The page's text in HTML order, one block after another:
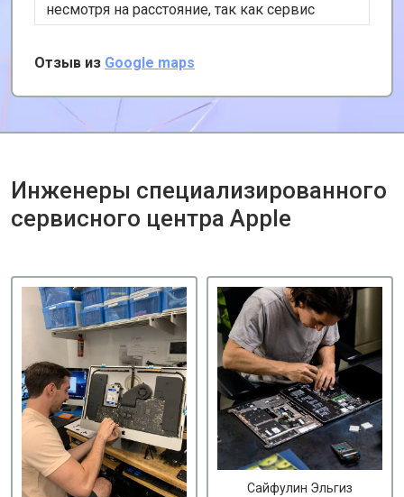
несмотря на расстояние, так как сервис
хороший и цены адекватные. К тому же, у
них есть удобная услуга вызова курьера,
забирает и привозит почти за даром!
Отзыв из Google maps
Инженеры специализированного
сервисного центра Apple
Сайфулин Эльгиз